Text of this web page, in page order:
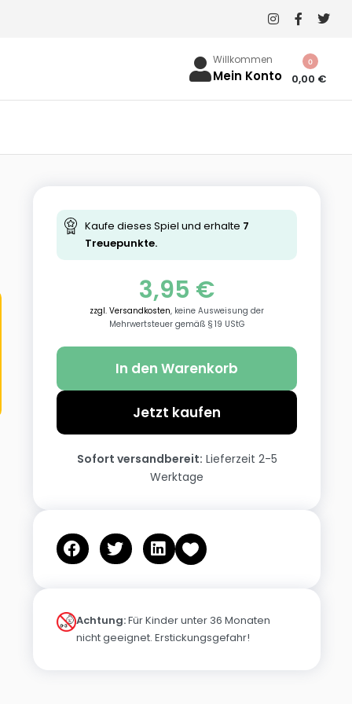
Willkommen
Mein Konto 0,00 €
0
Kaufe dieses Spiel und erhalte 7
Treuepunkte.
3,95 €
zzgl. Versandkosten, keine Ausweisung der
Mehrwertsteuer gemäß § 19 UStG
In den Warenkorb
Jetzt kaufen
Sofort versandbereit: Lieferzeit 2-5
Werktage
Achtung:Für Kinder unter 36 Monaten
nicht geeignet. Erstickungsgefahr!